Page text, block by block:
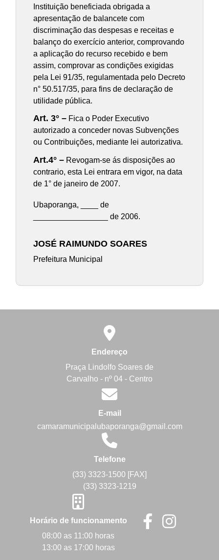
Instituição beneficiada obrigada a
apresentação de balancete com
discriminação das despesas e receitas e
balanço do exercício anterior, comprovando
a aplicação do recurso recebido e bem
assim, comprovar as condições exigidas
pela Lei 91/35, regulamentada pelo Decreto
n° 50.517/35, para fins de declaração de
utilidade pública.
Art. 3° – Fica o Poder Executivo
autorizado a conceder novas Subvenções
ou Contribuições, mediante lei autorizativa.
Art.4° – Revogam-se ás disposições ao
contrario, esta Lei entrara em vigor, na data
de 1° de janeiro de 2007.
Ubaporanga, ____ de
_________________ de 2006.
JOSÉ RAIMUNDO SOARES
Prefeitura Municipal
Endereço
Praça Lindolfo Soares de
Carvalho - nº 04 - Centro
E-mail
camaramunicipalubaporanga@gmail.com
Telefone
(33) 3323-1500 [FAX]
(33) 3323-1219
Horário de funcionamento
08:00 as 11:00 horas
13:00 as 17:00 horas